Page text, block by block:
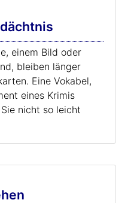
einem Bild oder
bleiben länger
Eine Vokabel,
eines Krimis
nicht so leicht